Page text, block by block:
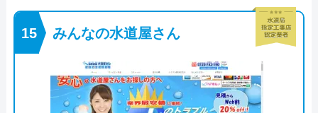
みんなの水道屋さん